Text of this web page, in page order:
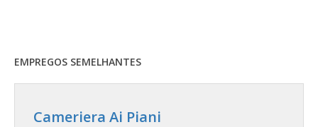
EMPREGOS SEMELHANTES
Cameriera Ai Piani